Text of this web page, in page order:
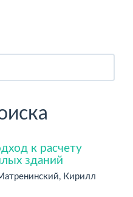
к расчету
зданий
Кирилл